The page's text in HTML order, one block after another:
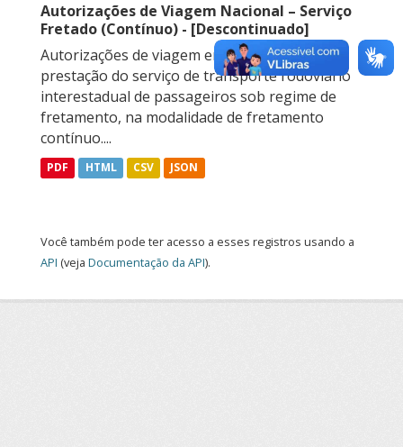
Autorizações de Viagem Nacional – Serviço
Fretado (Contínuo) - [Descontinuado]
Autorizações de viagem emitidas para a
prestação do serviço de transporte rodoviário
interestadual de passageiros sob regime de
fretamento, na modalidade de fretamento
contínuo....
PDF HTML CSV JSON
Você também pode ter acesso a esses registros usando a
API (veja Documentação da API).